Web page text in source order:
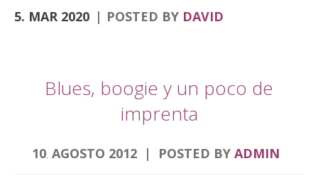
de la Semana Santa. Desde el Hotel
Torrepalma te traemos una escapad diferente.
hacer en viajes cortos. Semana Santa Alcalá la
Real, roadtrip Córdoba, Granada y Jaén
Comenzamos por la Semana Santa de Alcalá la
Nuestra Semana de pasión es única sin duda
5. MAR 2020 POSTED BY DAVID
Blues, boogie y un poco de
imprenta
10. AGOSTO 2012 POSTED BY ADMIN